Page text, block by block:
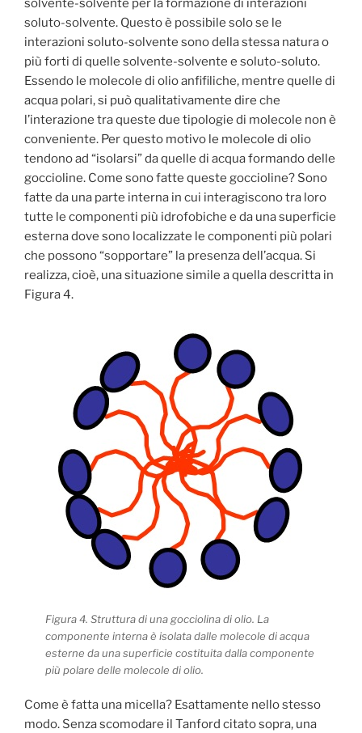
solvente-solvente per la formazione di interazioni
soluto-solvente. Questo è possibile solo se le
interazioni soluto-solvente sono della stessa natura o
più forti di quelle solvente-solvente e soluto-soluto.
Essendo le molecole di olio anfifiliche, mentre quelle di
acqua polari, si può qualitativamente dire che
l’interazione tra queste due tipologie di molecole non è
conveniente. Per questo motivo le molecole di olio
tendono ad “isolarsi” da quelle di acqua formando delle
goccioline. Come sono fatte queste goccioline? Sono
fatte da una parte interna in cui interagiscono tra loro
tutte le componenti più idrofobiche e da una superficie
esterna dove sono localizzate le componenti più polari
che possono “sopportare” la presenza dell’acqua. Si
realizza, cioè, una situazione simile a quella descritta in
Figura 4.
Figura 4. Struttura di una gocciolina di olio. La
componente interna è isolata dalle molecole di acqua
esterne da una superficie costituita dalla componente
più polare delle molecole di olio.
Come è fatta una micella? Esattamente nello stesso
modo. Senza scomodare il Tanford citato sopra, una